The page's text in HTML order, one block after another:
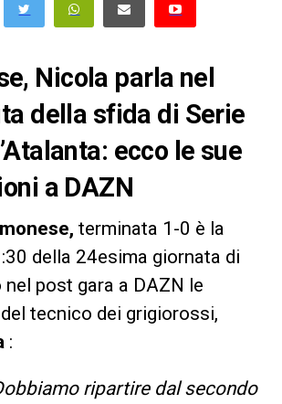
Nicola parla nel
della sfida di Serie
ecco le sue
a DAZN
terminata 1-0 è la
della 24esima giornata di
nel post gara a DAZN le
tecnico dei grigiorossi,
:
ripartire dal secondo